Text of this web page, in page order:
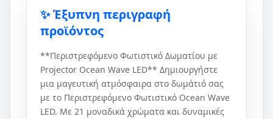
✨ Έξυπνη περιγραφή
προϊόντος
**Περιστρεφόμενο Φωτιστικό Δωματίου με
Projector Ocean Wave LED** Δημιουργήστε
μια μαγευτική ατμόσφαιρα στο δωμάτιό σας
με το Περιστρεφόμενο Φωτιστικό Ocean Wave
LED. Με 21 μοναδικά χρώματα και δυναμικές